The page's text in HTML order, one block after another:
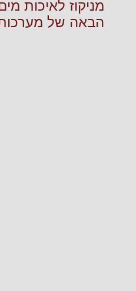
מניקוז לאיכות
הבאה של מערכות